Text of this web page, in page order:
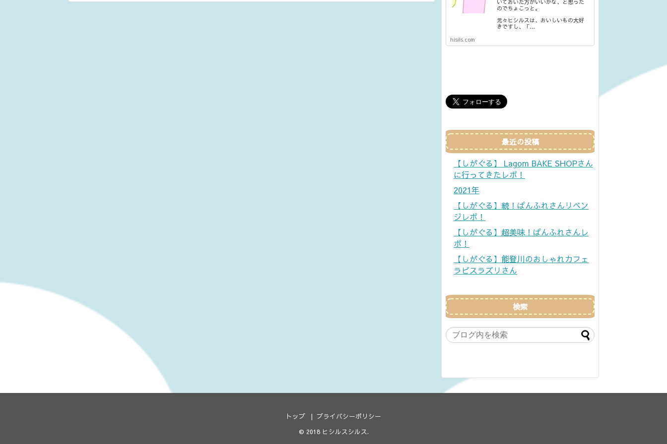
いておいた方がいいかな、と思った
のでちょこっと。
元々ヒシルスは、おいしいもの大好
きですし、「…
hisils.com
最近の投稿
【しがぐる】 Lagom BAKE SHOPさん
に行ってきたレポ！
2021年
【しがぐる】続！ぱんふれさんリベン
ジレポ！
【しがぐる】超美味！ぱんふれさんレ
ポ！
【しがぐる】能登川のおしゃれカフェ
ラピスラズリさん
検索
トップ
プライバシーポリシー
© 2018 ヒシルスシルス.